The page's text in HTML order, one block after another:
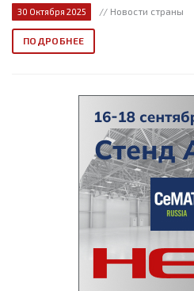
30 Октября 2025 // Новости страны
ПОДРОБНЕЕ